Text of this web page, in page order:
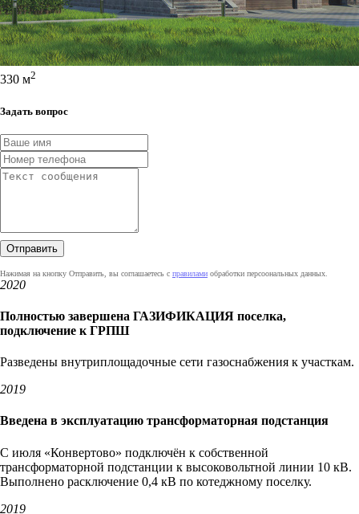
330 м2
Задать вопрос
Нажимая на кнопку Отправить, вы соглашаетесь с правилами обработки персоональных данных.
2020
Полностью завершена ГАЗИФИКАЦИЯ поселка,
подключение к ГРПШ
Разведены внутриплощадочные сети газоснабжения к участкам.
2019
Введена в эксплуатацию трансформаторная подстанция
С июля «Конвертово» подключён к собственной
трансформаторной подстанции к высоковольтной линии 10 кВ.
Выполнено расключение 0,4 кВ по котеджному поселку.
2019